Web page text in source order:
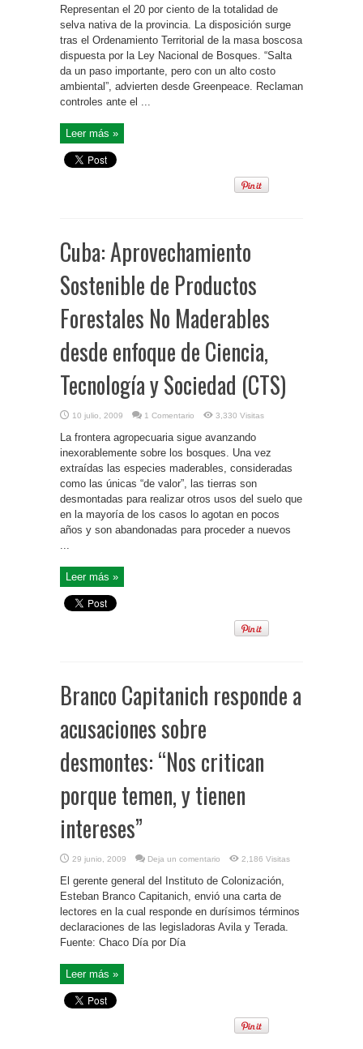
Representan el 20 por ciento de la totalidad de
selva nativa de la provincia. La disposición surge
tras el Ordenamiento Territorial de la masa boscosa
dispuesta por la Ley Nacional de Bosques. “Salta
da un paso importante, pero con un alto costo
ambiental”, advierten desde Greenpeace. Reclaman
controles ante el ...
Leer más »
Cuba: Aprovechamiento
Sostenible de Productos
Forestales No Maderables
desde enfoque de Ciencia,
Tecnología y Sociedad (CTS)
10 julio, 2009 1 Comentario 3,330 Visitas
La frontera agropecuaria sigue avanzando
inexorablemente sobre los bosques. Una vez
extraídas las especies maderables, consideradas
como las únicas “de valor”, las tierras son
desmontadas para realizar otros usos del suelo que
en la mayoría de los casos lo agotan en pocos
años y son abandonadas para proceder a nuevos
Leer más »
Branco Capitanich responde a
acusaciones sobre
desmontes: “Nos critican
porque temen, y tienen
intereses”
29 junio, 2009 Deja un comentario 2,186 Visitas
El gerente general del Instituto de Colonización,
Esteban Branco Capitanich, envió una carta de
lectores en la cual responde en durísimos términos
declaraciones de las legisladoras Avila y Terada.
Fuente: Chaco Día por Día
Leer más »